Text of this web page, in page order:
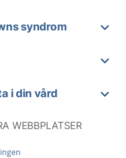
syndrom
i din vård
WEBBPLATSER